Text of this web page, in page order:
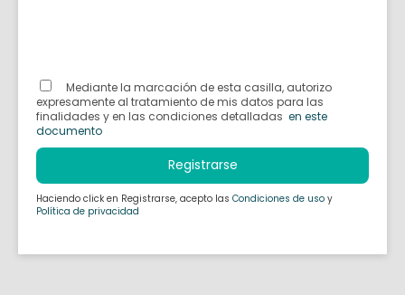
Mediante la marcación de esta casilla, autorizo
expresamente al tratamiento de mis datos para las
finalidades y en las condiciones detalladas en este
documento
Registrarse
Haciendo click en Registrarse, acepto las Condiciones de uso y
Política de privacidad